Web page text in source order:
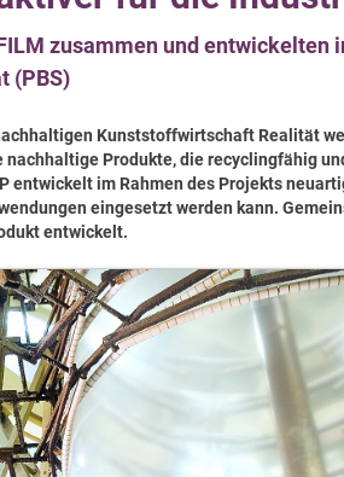
zusammen und entwickelten
(PBS)
Kunststoffwirtschaft Realität
Produkte, die recyclingfähig
im Rahmen des Projekts
eingesetzt werden kann.
entwickelt.